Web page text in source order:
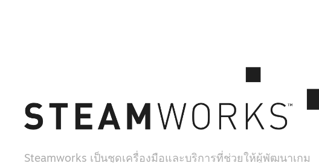
Steamworks เป็นชุดเครื่องมือและบริการที่ช่วยให้ผู้พัฒนาเกม